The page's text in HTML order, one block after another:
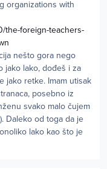
organizations with
the-foreign-teachers-
nešto gora nego
jako lako, dođeš i za
jako retke. Imam utisak
posebno iz
svako malo čujem
Daleko od toga da je
lako kao što je